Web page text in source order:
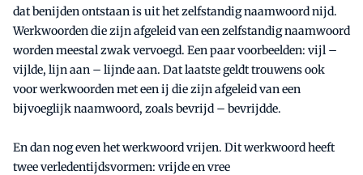
dat benijden ontstaan is uit het zelfstandig naamwoord nijd.
Werkwoorden die zijn afgeleid van een zelfstandig naamwoord
worden meestal zwak vervoegd. Een paar voorbeelden: vijl –
vijlde, lijn aan – lijnde aan. Dat laatste geldt trouwens ook
voor werkwoorden met een ij die zijn afgeleid van een
bijvoeglijk naamwoord, zoals bevrijd – bevrijdde.
En dan nog even het werkwoord vrijen. Dit werkwoord heeft
twee verledentijdsvormen: vrijde en vree